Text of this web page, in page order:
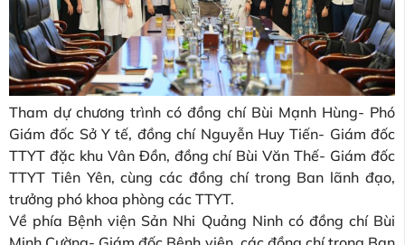
Tham dự chương trình có đồng chí Bùi Mạnh Hùng- Phó
Giám đốc Sở Y tế, đồng chí Nguyễn Huy Tiến- Giám đốc
TTYT đặc khu Vân Đồn, đồng chí Bùi Văn Thế- Giám đốc
TTYT Tiên Yên, cùng các đồng chí trong Ban lãnh đạo,
trưởng phó khoa phòng các TTYT.
Về phía Bệnh viện Sản Nhi Quảng Ninh có đồng chí Bùi